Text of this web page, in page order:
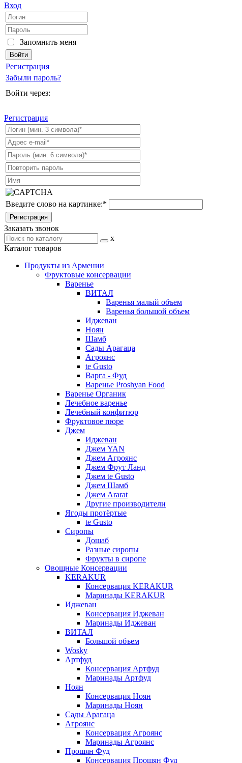
Вход
Запомнить меня
Регистрация
Забыли пароль?
Войти через:
Регистрация
Введите слово на картинке:*
Заказать звонок
x
Каталог товаров
Продукты из Армении
Фруктовые консервации
Варенье
ВИТАЛ
Варенья малый объем
Варенья большой объем
Иджеван
Ноян
Шамб
Сады Арагаца
Агроянс
te Gusto
Варга - Фуд
Варенье Proshyan Food
Варенье Органик
Лечебное варенье
Лечебный конфитюр
Фруктовое пюре
Джем
Иджеван
Джем YAN
Джем Агроянс
Джем Фрут Ланд
Джем te Gusto
Джем Шамб
Джем Ararat
Другие производители
Ягоды протёртые
te Gusto
Сиропы
Дошаб
Разные сиропы
Фрукты в сиропе
Овощные Консервации
KERAKUR
Консервация KERAKUR
Маринады KERAKUR
Иджеван
Консервация Иджеван
Маринады Иджеван
ВИТАЛ
Большой объем
Wosky
Артфуд
Консервация Артфуд
Маринады Артфуд
Ноян
Консервация Ноян
Маринады Ноян
Сады Арагаца
Агроянс
Консервация Агроянс
Маринады Агроянс
Прошян Фуд
Консервация Прошян Фуд